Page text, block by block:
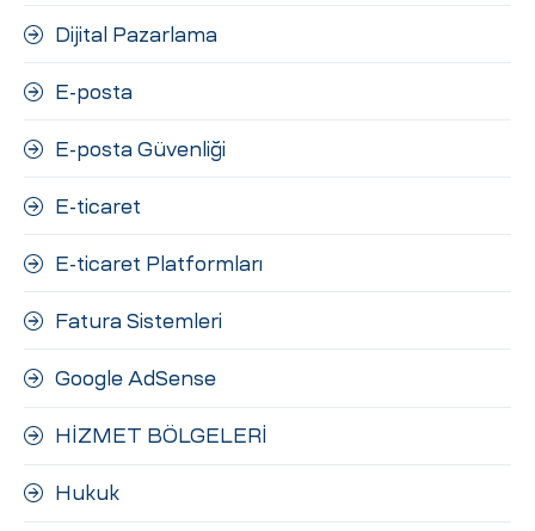
Dijital Pazarlama
E-posta
E-posta Güvenliği
E-ticaret
E-ticaret Platformları
Fatura Sistemleri
Google AdSense
HİZMET BÖLGELERİ
Hukuk